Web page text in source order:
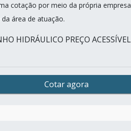
cotação por meio da própria
área de atuação.
HIDRÁULICO PREÇO ACESSÍVEL
Cotar agora